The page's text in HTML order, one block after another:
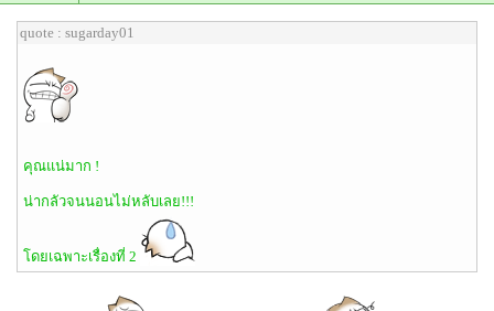
quote : sugarday01
คุณแน่มาก !
น่ากลัวจนนอนไม่หลับเลย!!!
โดยเฉพาะเรื่องที่ 2